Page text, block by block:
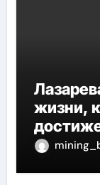
жизни,